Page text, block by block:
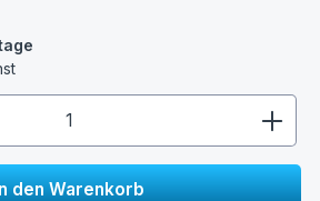
den Warenkorb